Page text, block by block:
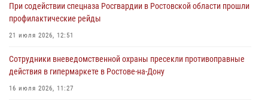
21 июля 2026, 12:51
В Ростовской области экипаж вневедомственной охраны задержал
17 июля 2026, 07:24
Сотрудники вневедомственной охраны пресекли противоправные
При содействии спецназа Росгвардии в Ростовской области прошли
профилактические рейды
21 июля 2026, 12:51
Сотрудники вневедомственной охраны пресекли противоправные
действия в гипермаркете в Ростове-на-Дону
16 июля 2026, 11:27